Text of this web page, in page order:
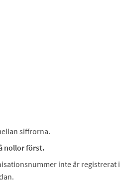
siffrorna.
nollor först.
inte är registrerat i